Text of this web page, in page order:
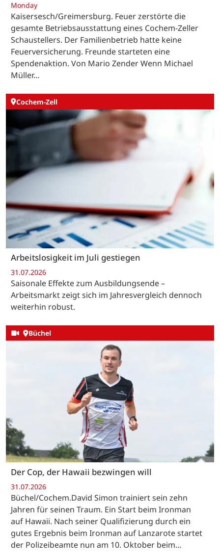
Monday
Kaisersesch/Greimersburg. Feuer zerstörte die
gesamte Betriebsausstattung eines Cochem-Zeller
Schaustellers. Der Familienbetrieb hatte keine
Feuerversicherung. Freunde starteten eine
Spendenaktion. Von Mario Zender Wenn Michael
Müller…
Cochem-Zell
Arbeitslosigkeit im Juli gestiegen
31.07.2026
Saisonale Effekte zum Ausbildungsende –
Arbeitsmarkt zeigt sich im Jahresvergleich dennoch
weiterhin robust.
Büchel
Der Cop, der Hawaii bezwingen will
31.07.2026
Büchel/Cochem.David Simon trainiert sein zehn
Jahren für seinen Traum. Ein Start beim Ironman
auf Hawaii. Nach seiner Qualifizierung durch ein
gutes Ergebnis beim Ironman auf Lanzarote startet
der Polizeibeamte nun am 10. Oktober beim…